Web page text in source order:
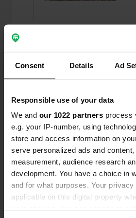
Consent Details Ad
Responsible use of your data
We and our 1022 partners process
e.g. your IP-number, using
store and access information on
serve personalized ads and
measurement, audience research
development. You have a choice in
and for what purposes. Your
applicable on this digital property
Aggiunta una foto a una